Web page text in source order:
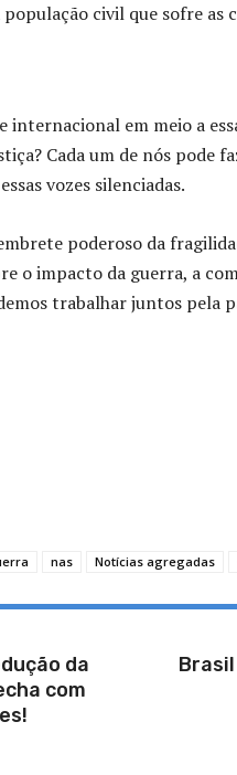
civil que sofre as
em meio a
Cada um de nós pode
vozes silenciadas.
poderoso da
o impacto da guerra, a
trabalhar juntos pela
nas Notícias agregadas
da
com